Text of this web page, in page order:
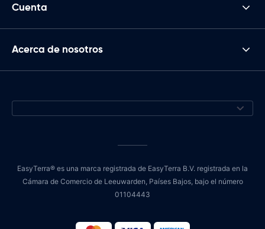
Cuenta
Acerca de nosotros
EasyTerra® es una marca registrada de EasyTerra B.V. registrada en la
Cámara de Comercio de Leeuwarden, Países Bajos, bajo el número
01104443